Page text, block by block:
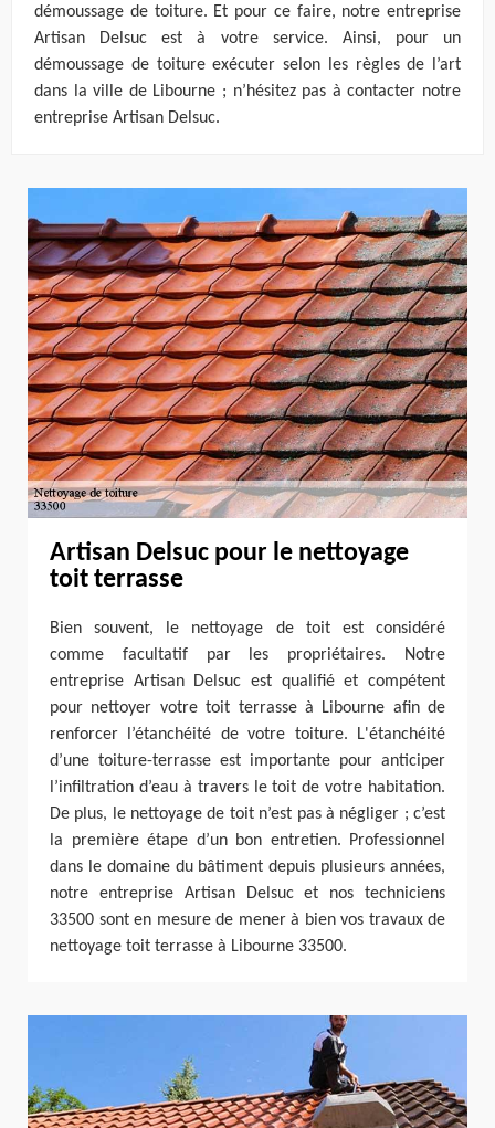
démoussage de toiture. Et pour ce faire, notre entreprise
Artisan Delsuc est à votre service. Ainsi, pour un
démoussage de toiture exécuter selon les règles de l’art
dans la ville de Libourne ; n’hésitez pas à contacter notre
entreprise Artisan Delsuc.
Artisan Delsuc pour le nettoyage
toit terrasse
Bien souvent, le nettoyage de toit est considéré
comme facultatif par les propriétaires. Notre
entreprise Artisan Delsuc est qualifié et compétent
pour nettoyer votre toit terrasse à Libourne afin de
renforcer l’étanchéité de votre toiture. L'étanchéité
d’une toiture-terrasse est importante pour anticiper
l’infiltration d’eau à travers le toit de votre habitation.
De plus, le nettoyage de toit n’est pas à négliger ; c’est
la première étape d’un bon entretien. Professionnel
dans le domaine du bâtiment depuis plusieurs années,
notre entreprise Artisan Delsuc et nos techniciens
33500 sont en mesure de mener à bien vos travaux de
nettoyage toit terrasse à Libourne 33500.